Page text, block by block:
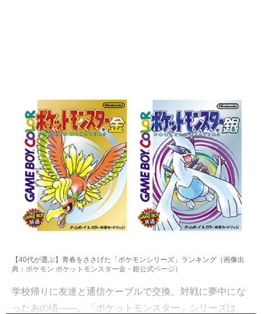
【40代が選ぶ】青春をささげた「ポケモンシリーズ」ランキング（画像出
典： ポケモン ポケットモンスター金・銀公式ページ ）
学校帰りに友達と通信ケーブルで交換、対戦に夢中にな
ったあの頃——。「ポケットモンスター」シリーズは、